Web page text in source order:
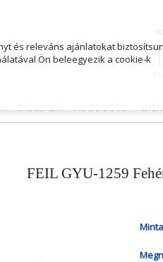
ÉKSZEREK HUGO BOSS
FEIL GYU-1259
és releváns ajánlatokat
Ön beleegyezik a cookie-k